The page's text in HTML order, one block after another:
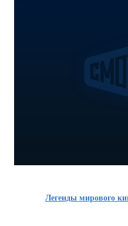
Легенды мирового